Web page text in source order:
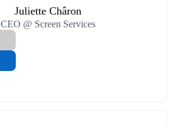
Juliette Châron
CEO @ Screen Services